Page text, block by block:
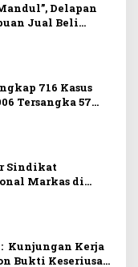
Delapan
Jual Beli
716 Kasus
Tersangka 57
Sindikat
Markas di
Raup Rp6,7 Miliar
Kunjungan Kerja
Bukti Keseriusan